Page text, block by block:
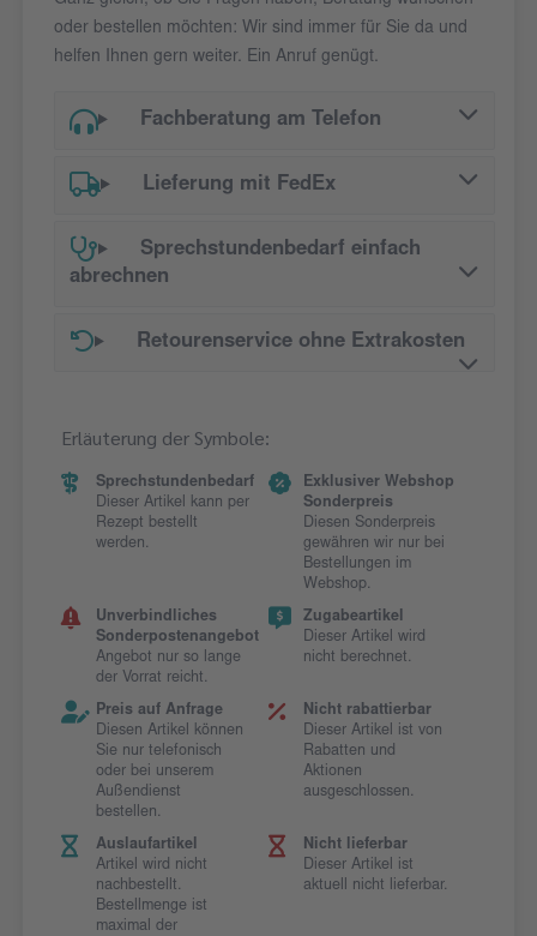
oder bestellen möchten: Wir sind immer für Sie da und
helfen Ihnen gern weiter. Ein Anruf genügt.
Fachberatung am Telefon
Lieferung mit FedEx
Sprechstundenbedarf einfach
abrechnen
Retourenservice ohne Extrakosten
Erläuterung der Symbole:
Sprechstundenbedarf
Dieser Artikel kann per
Rezept bestellt
werden.
Exklusiver Webshop
Sonderpreis
Diesen Sonderpreis
gewähren wir nur bei
Bestellungen im
Webshop.
Unverbindliches
Sonderpostenangebot
Angebot nur so lange
der Vorrat reicht.
Zugabeartikel
Dieser Artikel wird
nicht berechnet.
Preis auf Anfrage
Diesen Artikel können
Sie nur telefonisch
oder bei unserem
Außendienst
bestellen.
Nicht rabattierbar
Dieser Artikel ist von
Rabatten und
Aktionen
ausgeschlossen.
Auslaufartikel
Artikel wird nicht
nachbestellt.
Bestellmenge ist
maximal der
Nicht lieferbar
Dieser Artikel ist
aktuell nicht lieferbar.